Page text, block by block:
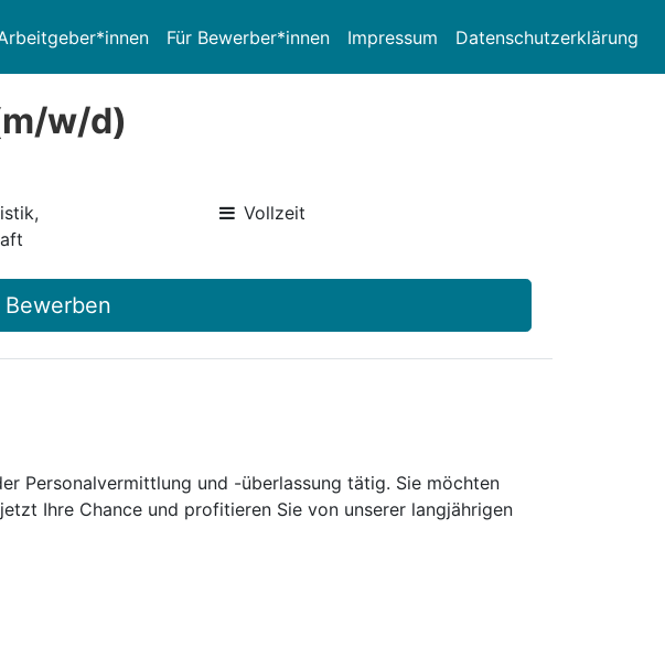
Für Bewerber*innen Impressum Datenschutzerklärung
w/d)
Vollzeit
Personalvermittlung und -überlassung tätig. Sie möchten
Ihre Chance und profitieren Sie von unserer langjährigen